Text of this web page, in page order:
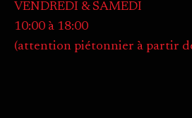
VENDREDI & SAMEDI
10:00 à 18:00
(attention piétonnier à partir